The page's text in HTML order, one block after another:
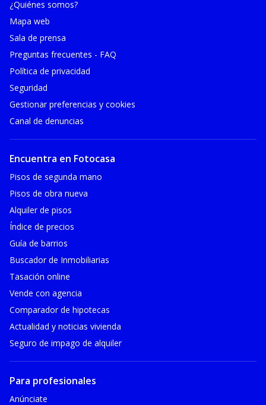
¿Quiénes somos?
Mapa web
Sala de prensa
Preguntas frecuentes - FAQ
Política de privacidad
Seguridad
Gestionar preferencias y cookies
Canal de denuncias
Encuentra en Fotocasa
Pisos de segunda mano
Pisos de obra nueva
Alquiler de pisos
Índice de precios
Guía de barrios
Buscador de Inmobiliarias
Tasación online
Vende con agencia
Comparador de hipotecas
Actualidad y noticias vivienda
Seguro de impago de alquiler
Para profesionales
Anúnciate